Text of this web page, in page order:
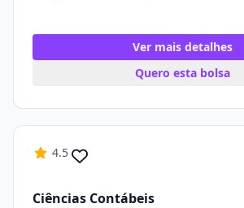
Ver mais detalhes
Quero esta bolsa
4.5
Ciências Contábeis